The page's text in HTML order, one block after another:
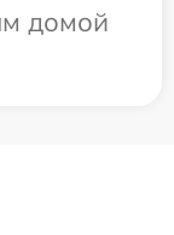
домой